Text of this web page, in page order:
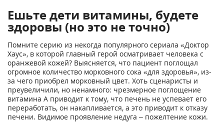
Ешьте дети витамины, будете
здоровы (но это не точно)
Помните серию из некогда популярного сериала «Доктор
Хаус», в которой главный герой осматривает человека с
оранжевой кожей? Выясняется, что пациент поглощал
огромное количество морковного сока «для здоровья», из-
за чего приобрел морковный цвет. Хоть сценаристы и
преувеличили, но ненамного: чрезмерное поглощение
витамина A приводит к тому, что печень не успевает его
переработать, он накапливается, а это приводит к отказу
печени. Видимое проявление недуга – пожелтение кожи.